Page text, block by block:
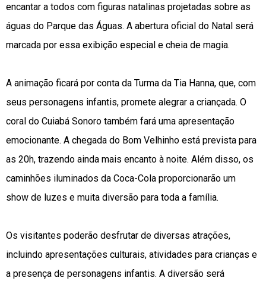
encantar a todos com figuras natalinas projetadas sobre as
águas do Parque das Águas. A abertura oficial do Natal será
marcada por essa exibição especial e cheia de magia.
A animação ficará por conta da Turma da Tia Hanna, que, com
seus personagens infantis, promete alegrar a criançada. O
coral do Cuiabá Sonoro também fará uma apresentação
emocionante. A chegada do Bom Velhinho está prevista para
as 20h, trazendo ainda mais encanto à noite. Além disso, os
caminhões iluminados da Coca-Cola proporcionarão um
show de luzes e muita diversão para toda a família.
Os visitantes poderão desfrutar de diversas atrações,
incluindo apresentações culturais, atividades para crianças e
a presença de personagens infantis. A diversão será